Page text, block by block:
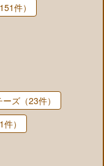
件）
ズ（23件）
）